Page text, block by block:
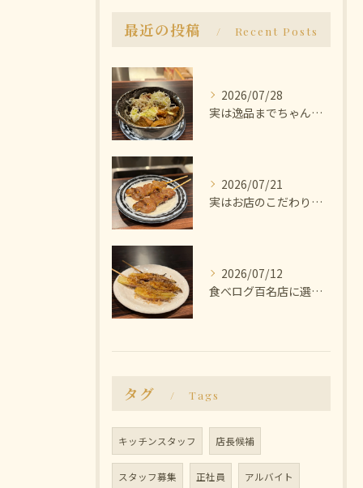
最近の投稿 Recent Posts
2026/07/28
実は逸品までちゃんと美味しいんです🫨
2026/07/21
実はお店のこだわりは塩にあります🧂
2026/07/12
食べログ百名店に選ばれた焼き鳥屋
タグ Tags
キッチンスタッフ 店長候補
スタッフ募集 正社員 アルバイト